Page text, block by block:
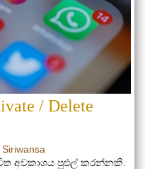
/ Delete
Siriwansa
අවකාශය පුළුල් කරන්නකි.